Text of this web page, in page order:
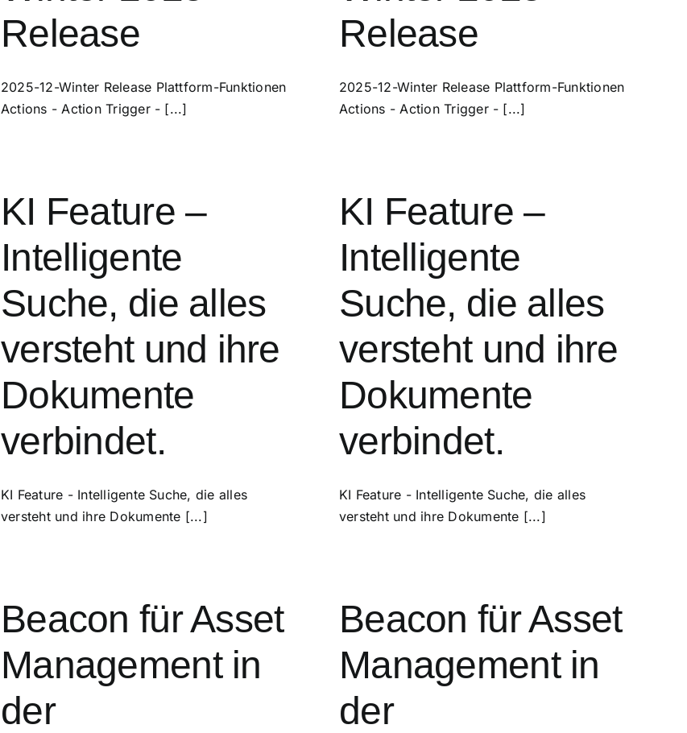
Release
2025-12-Winter Release Plattform-Funktionen
Actions - Action Trigger - [...]
KI Feature –
Intelligente
Suche, die alles
versteht und ihre
Dokumente
verbindet.
KI Feature - Intelligente Suche, die alles
versteht und ihre Dokumente [...]
Beacon für Asset
Management in
der
Release
2025-12-Winter Release Plattform-Funktionen
Actions - Action Trigger - [...]
KI Feature –
Intelligente
Suche, die alles
versteht und ihre
Dokumente
verbindet.
KI Feature - Intelligente Suche, die alles
versteht und ihre Dokumente [...]
Beacon für Asset
Management in
der